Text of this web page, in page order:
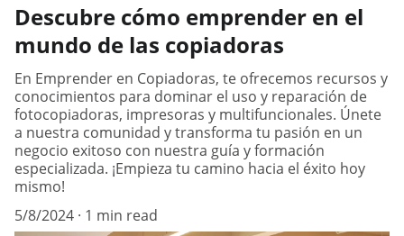
Descubre cómo emprender en el
mundo de las copiadoras
En Emprender en Copiadoras, te ofrecemos recursos y
conocimientos para dominar el uso y reparación de
fotocopiadoras, impresoras y multifuncionales. Únete
a nuestra comunidad y transforma tu pasión en un
negocio exitoso con nuestra guía y formación
especializada. ¡Empieza tu camino hacia el éxito hoy
mismo!
5/8/2024 1 min read